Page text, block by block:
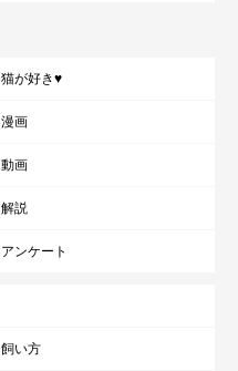
猫が好き♥
漫画
動画
解説
アンケート
飼い方